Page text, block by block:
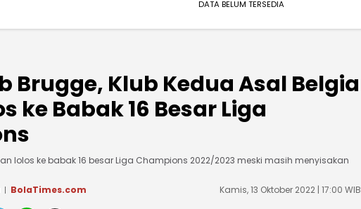
DATA BELUM TERSEDIA
Brugge, Klub Kedua Asal Belgia
ke Babak 16 Besar Liga
lolos ke babak 16 besar Liga Champions 2022/2023 meski masih menyisakan
BolaTimes.com Kamis, 13 Oktober 2022 | 17:00 WIB